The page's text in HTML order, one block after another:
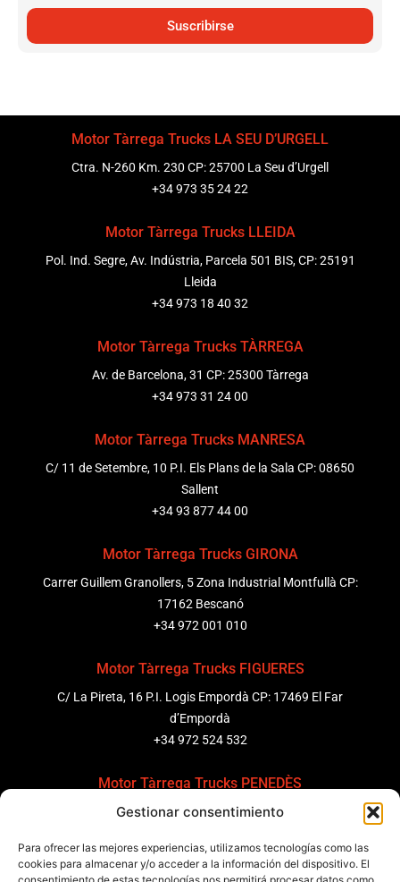
Gestionar consentimiento
Para ofrecer las mejores experiencias, utilizamos tecnologías como las
cookies para almacenar y/o acceder a la información del dispositivo. El
Suscribirse
Motor Tàrrega Trucks LA SEU D’URGELL
Ctra. N-260 Km. 230 CP: 25700 La Seu d’Urgell
+34 973 35 24 22
Motor Tàrrega Trucks LLEIDA
Pol. Ind. Segre, Av. Indústria, Parcela 501 BIS, CP: 25191
Lleida
+34 973 18 40 32
Motor Tàrrega Trucks TÀRREGA
Av. de Barcelona, 31 CP: 25300 Tàrrega
+34 973 31 24 00
Motor Tàrrega Trucks MANRESA
C/ 11 de Setembre, 10 P.I. Els Plans de la Sala CP: 08650
Sallent
+34 93 877 44 00
Motor Tàrrega Trucks GIRONA
Carrer Guillem Granollers, 5 Zona Industrial Montfullà CP:
17162 Bescanó
+34 972 001 010
Motor Tàrrega Trucks FIGUERES
C/ La Pireta, 16 P.I. Logis Empordà CP: 17469 El Far
d’Empordà
+34 972 524 532
Motor Tàrrega Trucks PENEDÈS
C/ Ponent 8, Pol. Ind. Sant Pere Molanta, CP: 08799
+34 931 69 11 91